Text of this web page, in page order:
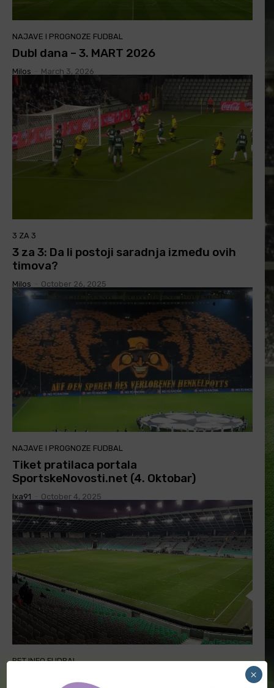
NAJAVE I PROGNOZE FUDBAL
Dubl dana – 3. MART 2026
Milos March 3, 2026
3 ZA 3
3 za 3: Da li postoji saradnja između ovih
timova?
Milos October 26, 2025
NAJAVE I PROGNOZE FUDBAL
Tiket pratilaca portala
SportskeNovosti.net (4. Oktobar)
Ixa91 October 4, 2025
BET INFO FUDBAL
×